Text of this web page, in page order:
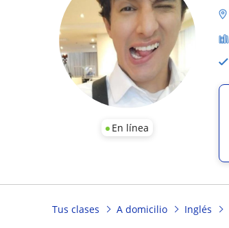
En línea
Tus clases A domicilio Inglés